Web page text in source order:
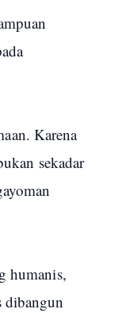
Karena
sekadar
humanis,
dibangun